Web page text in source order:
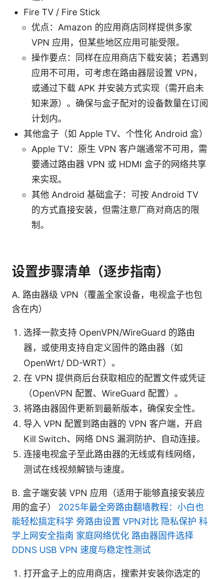
Fire TV / Fire Stick
优点：Amazon 的应用商店同样提供多家
VPN 应用，但某些地区应用可能受限。
操作要点：同样在应用商店下载安装；若遇到
应用不可用，可考虑在路由器层设置 VPN，
或通过下载 APK 并安装方式实现（需开启未
知来源）。确保与盒子配对的设备数量在订阅
计划内。
其他盒子（如 Apple TV、个性化 Android 盒）
Apple TV：原生 VPN 客户端通常不可用，需
要通过路由器 VPN 或 HDMI 盒子的网络共享
来实现。
其他 Android 基础盒子：可按 Android TV
的方式直接安装，但需注意厂商对商店的限
制。
设置步骤清单（逐步指南）
A. 路由器级 VPN（覆盖全家设备，电视盒子也包
含在内）
选择一款支持 OpenVPN/WireGuard 的路由
器，或使用支持自定义固件的路由器（如
OpenWrt/ DD-WRT）。
在 VPN 提供商后台获取相应的配置文件或凭证
（OpenVPN 配置、WireGuard 配置）。
将路由器固件更新到最新版本，确保安全性。
导入 VPN 配置到路由器的 VPN 客户端，开启
Kill Switch、网络 DNS 漏洞防护、自动连接。
连接电视盒子至此路由器的无线或有线网络，
测试在线视频解锁与速度。
B. 盒子端安装 VPN 应用（适用于能够直接安装应
用的盒子） 2025年最全旁路由翻墙教程：小白也
能轻松搞定科学 旁路由设置 VPN对比 隐私保护 科
学上网安全指南 家庭网络优化 路由器固件选择
DDNS USB VPN 速度与稳定性测试
打开盒子上的应用商店，搜索并安装你选定的